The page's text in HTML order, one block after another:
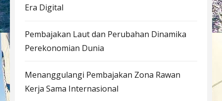
Era Digital
Pembajakan Laut dan Perubahan Dinamika
Perekonomian Dunia
Menanggulangi Pembajakan Zona Rawan
Kerja Sama Internasional